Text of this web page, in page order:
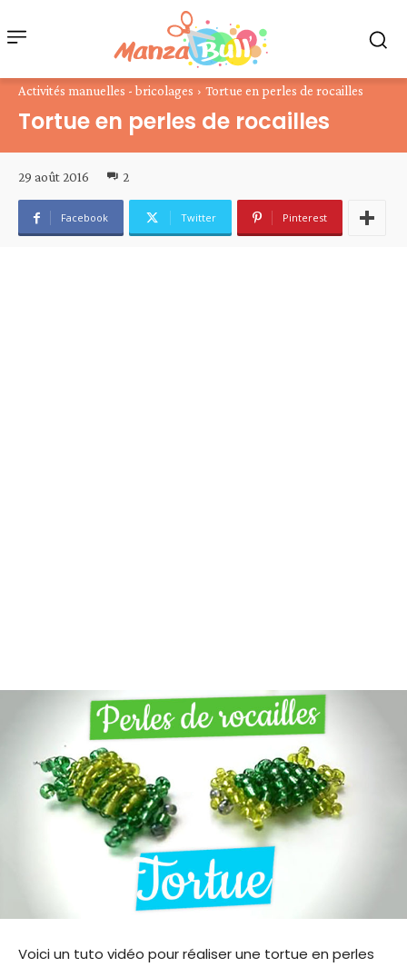
Activités manuelles - bricolages Tortue en perles de rocailles
Tortue en perles de rocailles
29 août 2016 2
Facebook Twitter Pinterest
Voici un tuto vidéo pour réaliser une tortue en perles